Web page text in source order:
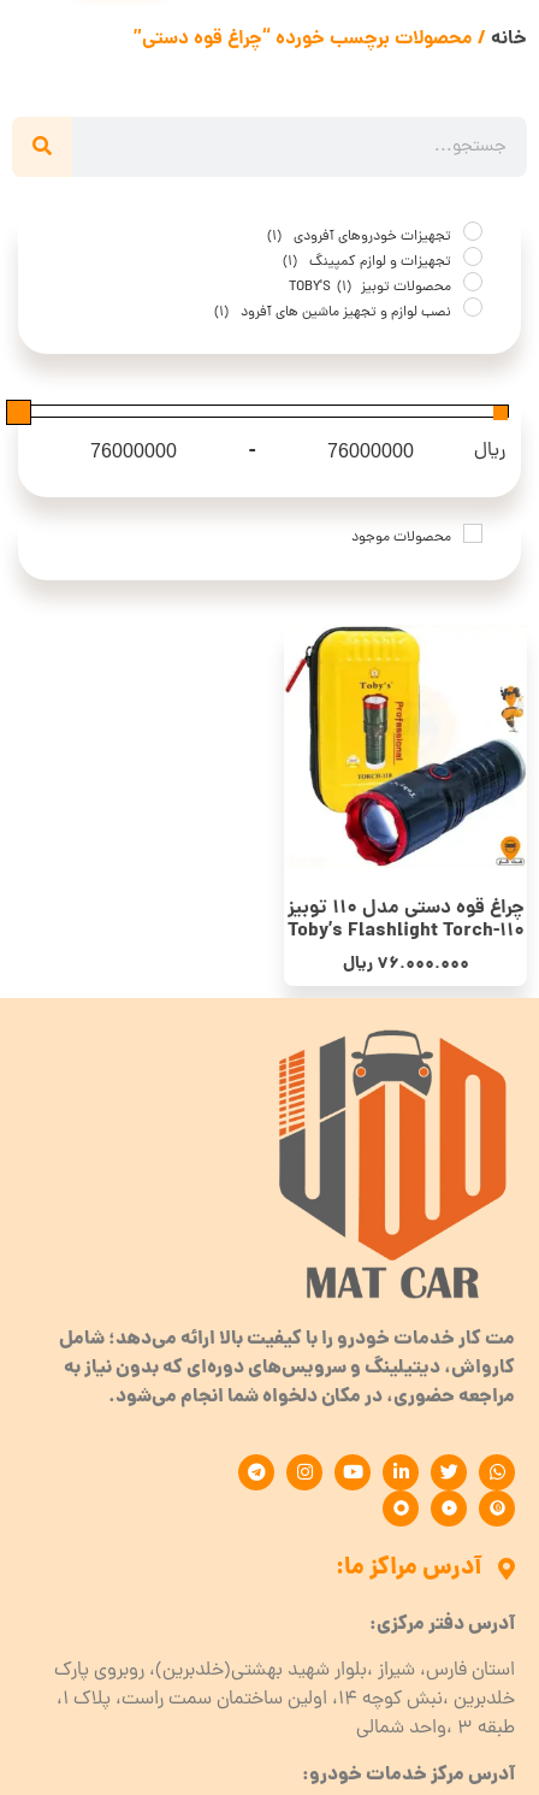
خانه / محصولات برچسب خورده “چراغ قوه دستی”
تجهیزات خودروهای آفرودی (1)
تجهیزات و لوازم کمپینگ (1)
محصولات توبیز TOBY'S (1)
نصب لوازم و تجهیز ماشین های آفرود (1)
ریال Minimum Price
-
Maximum Price
محصولات موجود
چراغ قوه دستی مدل 110 توبیز
Toby’s Flashlight Torch-110
76.000.000 ریال
مت کار خدمات خودرو را با کیفیت بالا ارائه می‌دهد؛ شامل
کارواش، دیتیلینگ و سرویس‌های دوره‌ای که بدون نیاز به
مراجعه حضوری، در مکان دلخواه شما انجام می‌شود.
آدرس مراکز ما:
آدرس دفتر مرکزی:
استان فارس، شیراز ،بلوار شهید بهشتی(خلدبرین)، روبروی پارک
خلدبرین ،نبش کوچه ۱۴، اولین ساختمان سمت راست، پلاک 1،
طبقه ۳ ،واحد شمالی
آدرس مرکز خدمات خودرو: